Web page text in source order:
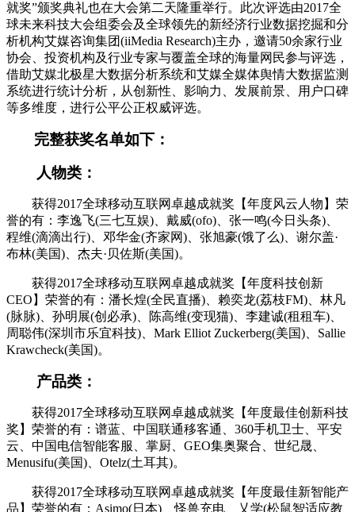
就奖”颁奖典礼也在大会第二天隆重举行。此次评选由2017全
球未来科技大会组委会及全球领先的新经济行业数据挖掘和分
析机构艾媒咨询集团(iiMedia Research)主办，邀请50余家行业
协会、投资机构及行业专家与覆盖全球的海量网民参与评选，
借助艾媒北极星大数据分析系统和艾媒全媒体舆情大数据监测
系统进行统计分析，从创新性、影响力、发展前景、用户口碑
等多维度，进行公平公正权威评选。
完整获奖名单如下：
人物类：
获得2017全球移动互联网卓越成就奖【年度风云人物】荣
誉的有：李逸飞(三七互娱)、戴威(ofo)、张一鸣(今日头条)、
程维(滴滴出行)、邓华金(齐家网)、张旭豪(饿了么)、谢尔盖·
布林(美国)、杰夫·贝佐斯(美国)。
获得2017全球移动互联网卓越成就奖【年度科技创新
CEO】荣誉的有：潘长煌(全民直播)、赖奕龙(荔枝FM)、林凡
(脉脉)、孙明展(创必承)、陈高维(变现猫)、李建诚(租租车)、
周聪伟(深圳市乐宜科技)、Mark Elliot Zuckerberg(美国)、Sallie
Krawcheck(美国)。
产品类：
获得2017全球移动互联网卓越成就奖【年度最佳创新科技
奖】荣誉的有：谱蓝、中国联通移客通、360手机卫士、平安
云、中国电信智能客服、掌厨、GEO集奥聚合、世纪晟、
Menusifu(美国)、Otelz(土耳其)。
获得2017全球移动互联网卓越成就奖【年度最佳新智能产
品】荣誉的有：Asimo(日本)、怪兽充电、乂学(松鼠智适应教